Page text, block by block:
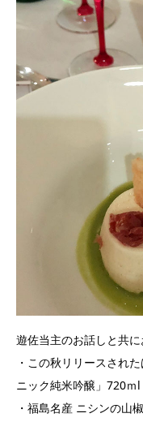
遊佐当主のお話しと共に
・この秋リリースされ
ニック純米吟醸」720ｍl
・福島名産 ニシンの山